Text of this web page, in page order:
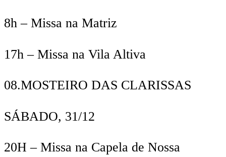
8h – Missa na Matriz
17h– Missa na Vila Altiva
08.MOSTEIRO DAS CLARISSAS
SÁBADO, 31/12
20H– Missa na Capela de Nossa